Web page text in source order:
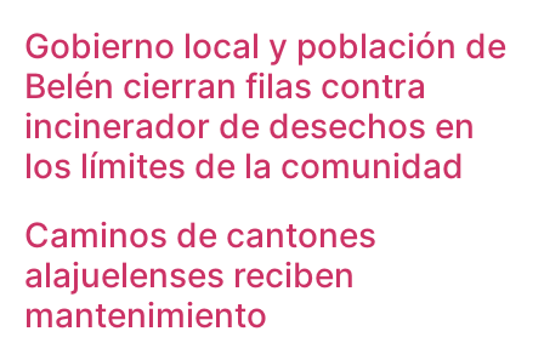
Gobierno local y población de
Belén cierran filas contra
incinerador de desechos en
los límites de la comunidad
Caminos de cantones
alajuelenses reciben
mantenimiento